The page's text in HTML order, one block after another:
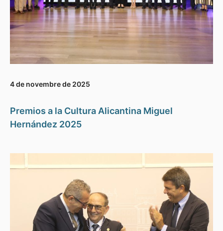
4 de novembre de 2025
Premios a la Cultura Alicantina Miguel
Hernández 2025